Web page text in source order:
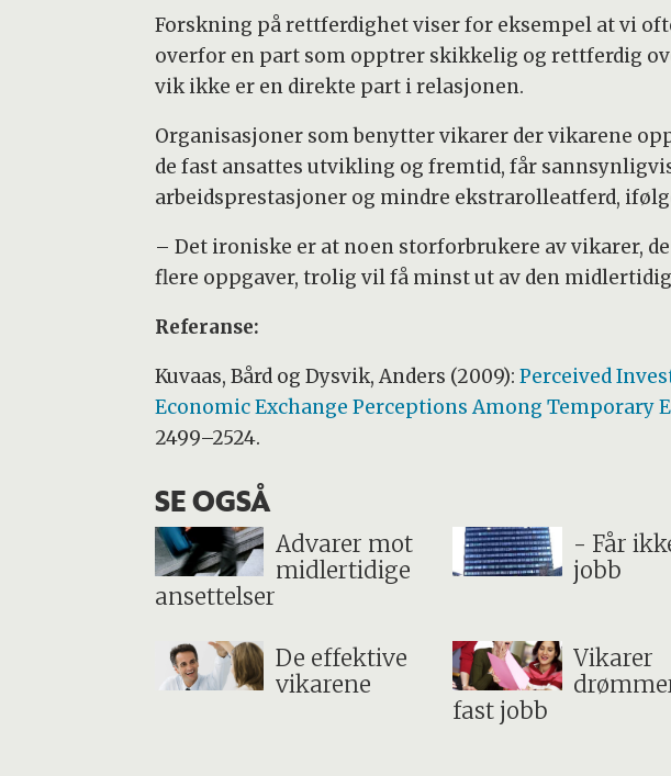
Forskning på rettferdighet viser for eksempel at vi
overfor en part som opptrer skikkelig og rettferdig
vik ikke er en direkte part i relasjonen.
Organisasjoner som benytter vikarer der vikarene
de fast ansattes utvikling og fremtid, får
arbeidsprestasjoner og mindre ekstrarolleatferd,
– Det ironiske er at noen storforbrukere av vikarer,
flere oppgaver, trolig vil få minst ut av den
Referanse:
Kuvaas, Bård og Dysvik, Anders (2009): Perceived
Economic Exchange Perceptions Among Temporary
2499–2524.
SE OGSÅ
Advarer mot
midlertidige
ansettelser
- Får
jobb
De effektive
vikarene
Vikarer
fast jobb